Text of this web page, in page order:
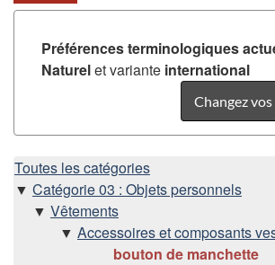
Préférences terminologiques
Naturelet variante international
Changez
H
Toutes les catégories
Catégorie 03 : Objets personnels
Vêtements
Accessoires et composants
bouton de manchette